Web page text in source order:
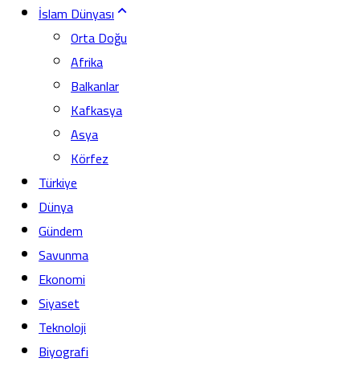
İslam Dünyası
Orta Doğu
Afrika
Balkanlar
Kafkasya
Asya
Körfez
Türkiye
Dünya
Gündem
Savunma
Ekonomi
Siyaset
Teknoloji
Biyografi